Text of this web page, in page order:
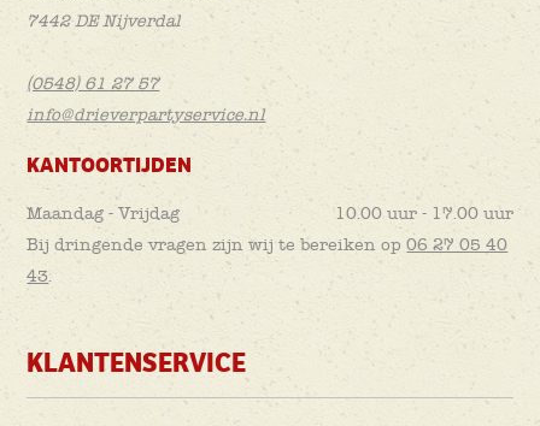
7442 DE Nijverdal
(0548) 61 27 57
info@drieverpartyservice.nl
KANTOORTIJDEN
Maandag - Vrijdag
10.00 uur - 17.00 uur
Bij dringende vragen zijn wij te bereiken op06 27 05 40
43.
KLANTENSERVICE